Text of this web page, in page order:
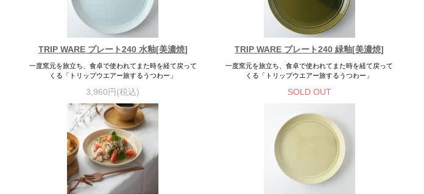
TRIP WARE プレート240 水釉[美濃焼]
一度窯元を旅立ち、食卓で使われてまた時を経て戻って
くる「トリップウエアー旅するうつわー」
3,960円(税込)
TRIP WARE プレート240 緑釉[美濃焼]
一度窯元を旅立ち、食卓で使われてまた時を経て戻って
くる「トリップウエアー旅するうつわー」
SOLD OUT